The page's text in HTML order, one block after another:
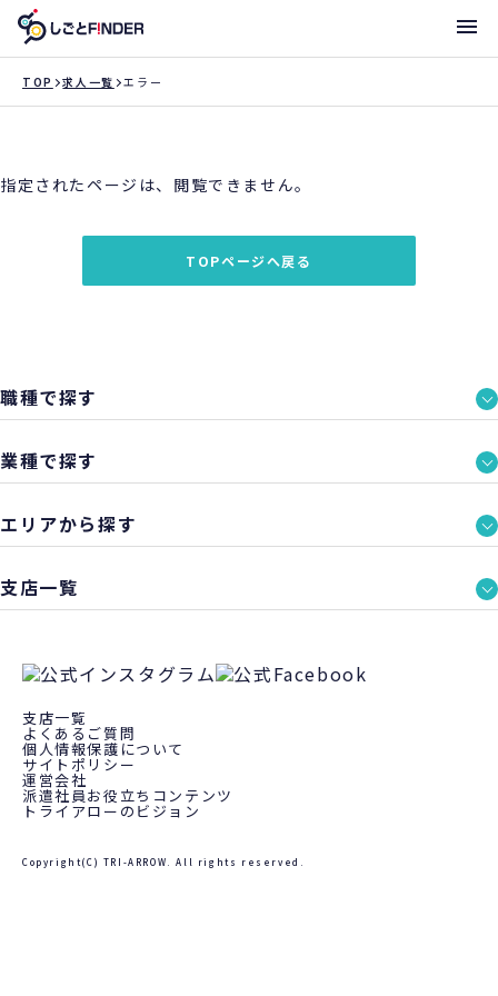
メニ
トライアローへ登録
支店一覧
TOP 求人一覧 エラー
指定されたページは、閲覧できません。
TOPページへ戻る
職種で探す
業種で探す
エリアから探す
支店一覧
支店一覧
よくあるご質問
個人情報保護について
サイトポリシー
運営会社
派遣社員お役立ちコンテンツ
トライアローのビジョン
Copyright(C) TRI-ARROW. All rights reserved.